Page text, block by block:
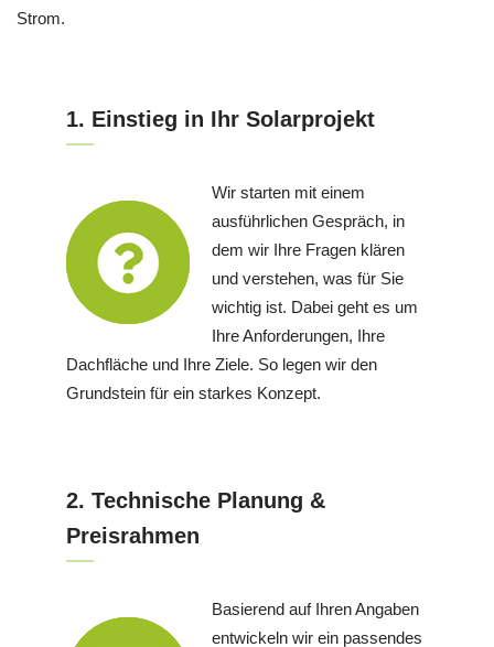
Strom.
1. Einstieg in Ihr Solarprojekt
Wir starten mit einem
ausführlichen Gespräch, in
dem wir Ihre Fragen klären
und verstehen, was für Sie
wichtig ist. Dabei geht es um
Ihre Anforderungen, Ihre
Dachfläche und Ihre Ziele. So legen wir den
Grundstein für ein starkes Konzept.
2. Technische Planung &
Preisrahmen
Basierend auf Ihren Angaben
entwickeln wir ein passendes